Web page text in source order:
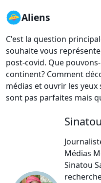
Aliens
C'est la question
souhaite vous
post-covid. Que
continent? Comment
médias et ouvrir les
sont pas parfaites mais
Médias
Sinatou